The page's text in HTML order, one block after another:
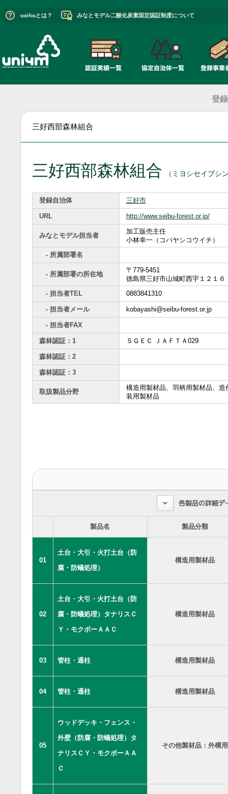
uni4mとは？ みなとモデル二酸化炭素固定認証制度について
登
三好西部森林組合
三好西部森林組合 （ミヨシセイブシ
登録自治体 三好市
URL http://www.seibu-forest.or.jp/
みなとモデル担当者
加工販売主任
小林幸一（コバヤシコウイチ）
- 所属部署名
- 所属部署の所在地
〒779-5451
徳島県三好市山城町西宇１２１６
- 担当者TEL
0883841310
- 担当者メール kobayashi@seibu-forest.or.jp
- 担当者FAX
森林認証：1 ＳＧＥＣ ＪＡＦＴＡ029
森林認証：2
森林認証：3
取扱製品分野
構造用製材品、羽柄用製材品、造
装用製材品
製品名 製品分類
01
土台・大引・火打土台（防
腐・防蟻処理）
構造用製材品
02
土台・大引・火打土台（防
腐・防蟻処理）タナリスＣ
Ｙ・モクボーＡＡＣ
構造用製材品
03 管柱・通柱 構造用製材品
04 管柱・通柱 構造用製材品
05
ウッドデッキ・フェンス・
外壁（防腐・防蟻処理）タ
ナリスＣＹ・モクボーＡＡ
Ｃ
その他製材品：外構用